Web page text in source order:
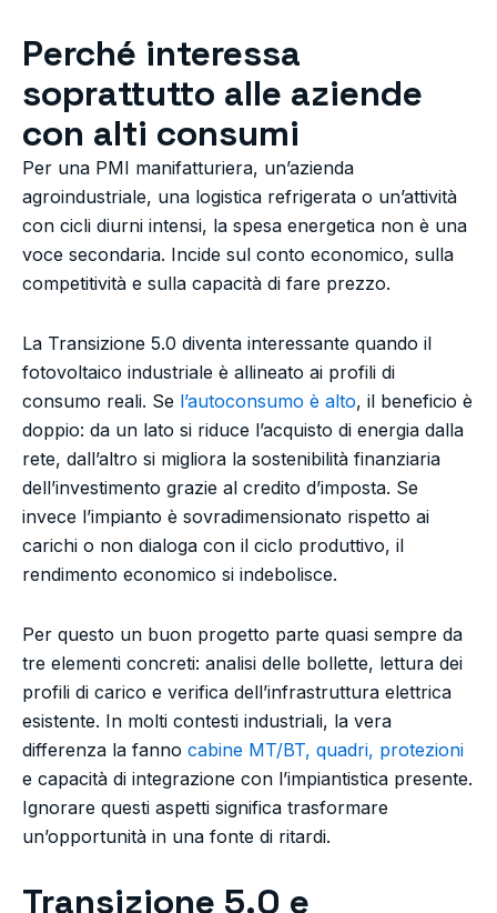
Perché interessa
soprattutto alle aziende
con alti consumi
Per una PMI manifatturiera, un’azienda
agroindustriale, una logistica refrigerata o un’attività
con cicli diurni intensi, la spesa energetica non è una
voce secondaria. Incide sul conto economico, sulla
competitività e sulla capacità di fare prezzo.
La Transizione 5.0 diventa interessante quando il
fotovoltaico industriale è allineato ai profili di
consumo reali. Se l’autoconsumo è alto, il beneficio è
doppio: da un lato si riduce l’acquisto di energia dalla
rete, dall’altro si migliora la sostenibilità finanziaria
dell’investimento grazie al credito d’imposta. Se
invece l’impianto è sovradimensionato rispetto ai
carichi o non dialoga con il ciclo produttivo, il
rendimento economico si indebolisce.
Per questo un buon progetto parte quasi sempre da
tre elementi concreti: analisi delle bollette, lettura dei
profili di carico e verifica dell’infrastruttura elettrica
esistente. In molti contesti industriali, la vera
differenza la fanno cabine MT/BT, quadri, protezioni
e capacità di integrazione con l’impiantistica presente.
Ignorare questi aspetti significa trasformare
un’opportunità in una fonte di ritardi.
Transizione 5.0 e